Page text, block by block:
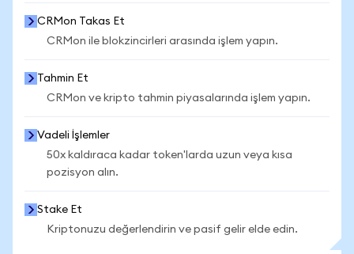
CRMon Takas Et
CRMon ile blokzincirleri arasında işlem yapın.
Tahmin Et
CRMon ve kripto tahmin piyasalarında işlem yapın.
Vadeli İşlemler
50x kaldıraca kadar token'larda uzun veya kısa
pozisyon alın.
Stake Et
Kriptonuzu değerlendirin ve pasif gelir elde edin.